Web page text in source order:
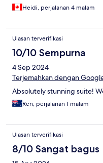
Heidi, perjalanan 4 malam
Ulasan terverifikasi
10/10 Sempurna
4 Sep 2024
Terjemahkan dengan
Absolutely stunning suite!
Ren, perjalanan 1 malam
Ulasan terverifikasi
8/10 Sangat bagus